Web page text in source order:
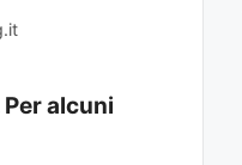
alcuni